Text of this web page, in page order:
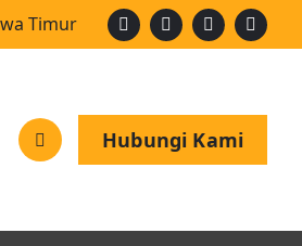
Timur
Hubungi Kami